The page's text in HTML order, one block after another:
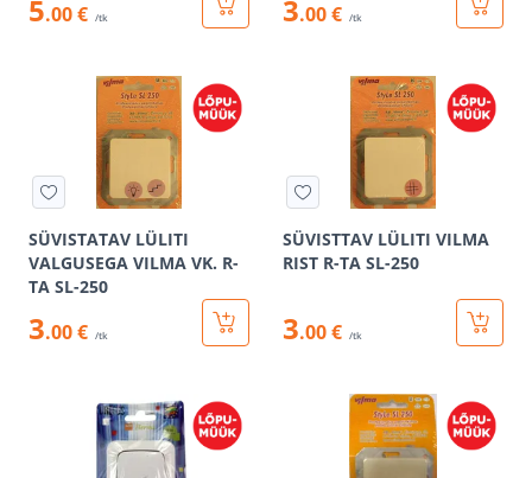
5.00 € /tk 3.00 € /tk
SÜVISTATAV LÜLITI
VALGUSEGA VILMA VK. R-
TA SL-250
3.00 € /tk
SÜVISTTAV LÜLITI VILMA
RIST R-TA SL-250
3.00 € /tk